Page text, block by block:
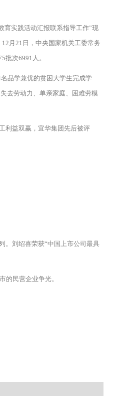
育实践活动汇报联系指导工作”现
月21日，中央国家机关工委常务
575批次6991人。
品学兼优的贫困大学生完成学
去劳动力、单亲家庭、困难劳模
利益双赢，宜华集团先后被评
。刘绍喜荣获“中国上市公司最具
的民营企业争光。